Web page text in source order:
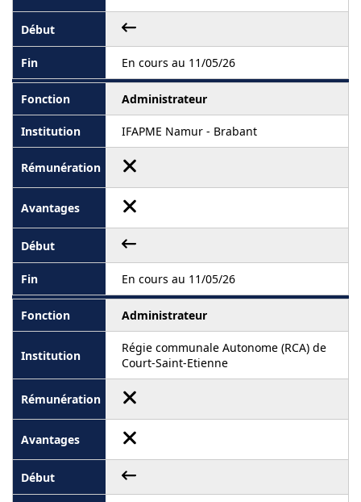
En cours au 11/05/26
Administrateur
IFAPME Namur - Brabant
En cours au 11/05/26
Administrateur
Régie communale Autonome (RCA) de
Court-Saint-Etienne